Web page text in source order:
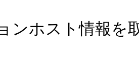
ンホスト情報を